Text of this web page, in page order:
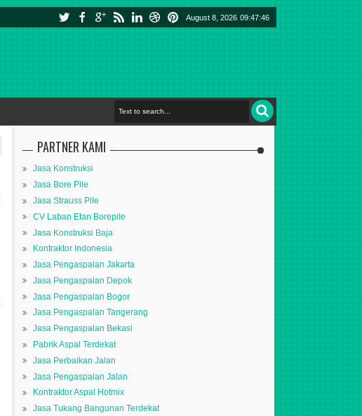
August 8, 2026 09:47:47
PARTNER KAMI
Jasa Konstruksi
Jasa Bore Pile
Jasa Strauss Pile
CV Laban Etan Borepile
Jasa Konstruksi Baja
Kontraktor Indonesia
Jasa Pengaspalan Jakarta
Jasa Pengaspalan Depok
Jasa Pengaspalan Bogor
Jasa Pengaspalan Tangerang
Jasa Pengaspalan Bekasi
Pabrik Aspal Terdekat
Jasa Perbaikan Jalan
Jasa Pengaspalan Jalan
Kontraktor Aspal Hotmix
Jasa Tukang Bangunan Terdekat